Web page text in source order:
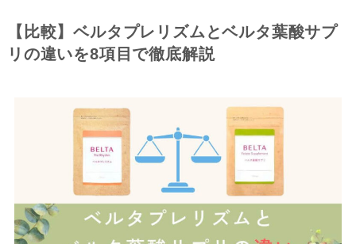
【比較】ベルタプレリズムとベルタ葉酸サプ
リの違いを8項目で徹底解説